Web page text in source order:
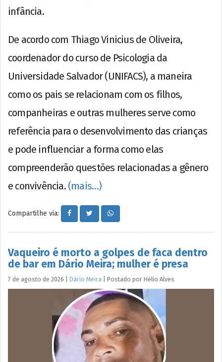
infância.
De acordo com Thiago Vinicius de Oliveira,
coordenador do curso de Psicologia da
Universidade Salvador (UNIFACS), a maneira
como os pais se relacionam com os filhos,
companheiras e outras mulheres serve como
referência para o desenvolvimento das crianças
e pode influenciar a forma como elas
compreenderão questões relacionadas a gênero
e convivência. (mais…)
Compartilhe via:
Vaqueiro é morto a golpes de faca dentro
de bar em Dário Meira; mulher é presa
7 de agosto de 2026 Dário Meira Postado por Hélio Alves